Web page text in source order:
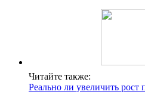
Читайте также:
Реально ли увеличить рост